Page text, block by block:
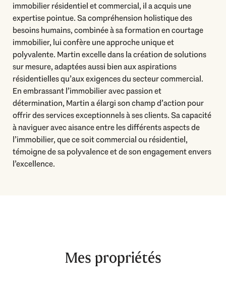
immobilier résidentiel et commercial, il a acquis une
expertise pointue. Sa compréhension holistique des
besoins humains, combinée à sa formation en courtage
immobilier, lui confère une approche unique et
polyvalente. Martin excelle dans la création de solutions
sur mesure, adaptées aussi bien aux aspirations
résidentielles qu’aux exigences du secteur commercial.
En embrassant l’immobilier avec passion et
détermination, Martin a élargi son champ d’action pour
offrir des services exceptionnels à ses clients. Sa capacité
à naviguer avec aisance entre les différents aspects de
l’immobilier, que ce soit commercial ou résidentiel,
témoigne de sa polyvalence et de son engagement envers
l’excellence.
Mes propriétés